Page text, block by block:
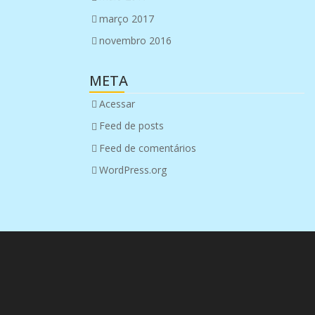
março 2017
novembro 2016
META
Acessar
Feed de posts
Feed de comentários
WordPress.org